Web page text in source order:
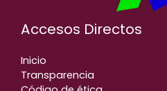
Accesos Directos
Inicio
Transparencia